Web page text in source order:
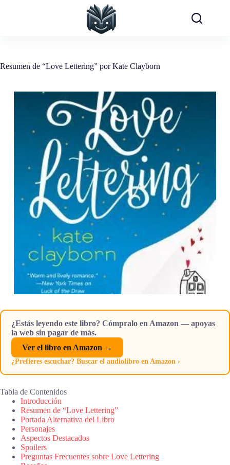
Resumen de “Love Lettering” por Kate Clayborn
¿Estás leyendo este libro? Cómpralo en Amazon — apoyas
la web sin pagar de más.
Ver el libro en Amazon →
¿Prefieres escuchar? Buscar el audiolibro en Amazon ›
Tabla de Contenidos
Introducción
Resumen de “Love Lettering”
Portada Alternativa del Libro
Personajes
Aspectos Destacados
Spoilers
Preguntas Frecuentes sobre Love Lettering